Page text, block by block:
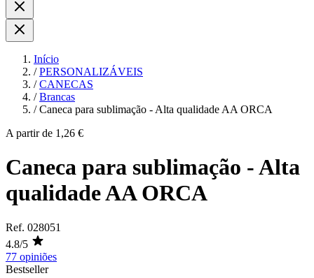
Início
/ PERSONALIZÁVEIS
/ CANECAS
/ Brancas
/ Caneca para sublimação - Alta qualidade AA ORCA
A partir de 1,26 €
Caneca para sublimação - Alta
qualidade AA ORCA
Ref. 028051
4.8/5
77 opiniões
Bestseller